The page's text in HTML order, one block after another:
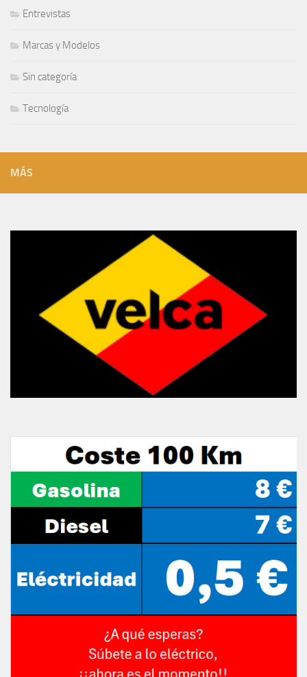
Entrevistas
Marcas y Modelos
Sin categoría
Tecnología
MÁS